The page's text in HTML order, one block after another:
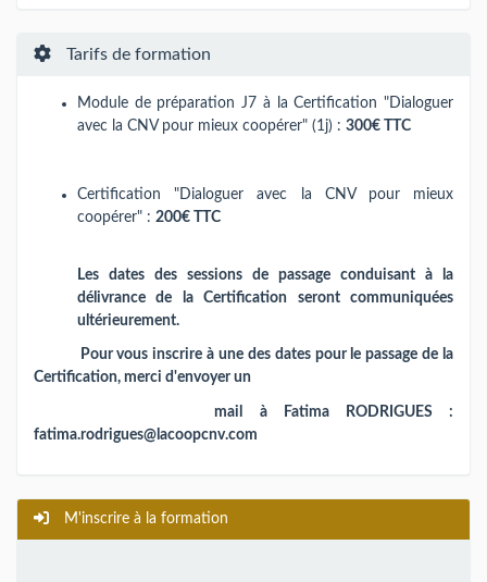
Tarifs de formation
Module de préparation J7 à la Certification "Dialoguer
avec la CNV pour mieux coopérer" (1j) : 300€ TTC
Certification "Dialoguer avec la CNV pour mieux
coopérer" : 200€ TTC
Les dates des sessions de passage conduisant à la
délivrance de la Certification seront communiquées
ultérieurement.
Pour vous inscrire à une des dates pour le passage de la
Certification, merci d'envoyer un
mail à Fatima RODRIGUES :
fatima.rodrigues@lacoopcnv.com
M'inscrire à la formation